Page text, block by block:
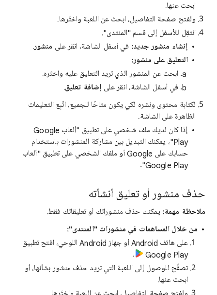
ابحث عنها.
ولفتح صفحة التفاصيل، ابحث عن اللعبة واختَرها.
انتقِل للأسفل إلى قسم "المنتدى".
إنشاء منشور جديد: في أسفل الشاشة، انقر على منشور.
التعليق على منشور:
ابحث عن المنشور الذي تريد التعليق عليه واختَره.
في أسفل الشاشة، انقر على إضافة تعليق.
لكتابة محتوى ونشره لكي يكون متاحًا للجميع، اتّبِع التعليمات
الظاهرة على الشاشة.
إذا كان لديك ملف شخصي على تطبيق "ألعاب Google
Play"، يمكنك التبديل بين مشاركة المنشورات باستخدام
حسابك على Google أو ملفك الشخصي على تطبيق "ألعاب
Google Play".
حذف منشور أو تعليق أنشأته
ملاحظة مهمة: يمكنك حذف منشوراتك أو تعليقاتك فقط.
من خلال المساهمات في منشورات "المنتدى":
على هاتف Android أو جهاز Android اللوحي، افتح تطبيق
Google Play
.
تصفَّح للوصول إلى اللعبة التي تريد حذف منشور بشأنها، أو
ابحث عنها.